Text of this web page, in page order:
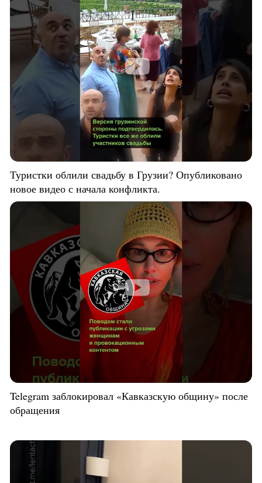
Туристки облили свадьбу в Грузии? Опубликовано
новое видео с начала конфликта.
Telegram заблокировал «Кавказскую общину» после
обращения